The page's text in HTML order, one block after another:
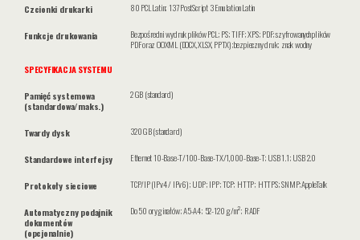
Czcionki drukarki
80 PCL Latin; 137 PostScript 3 Emulation Latin
Funkcje drukowania
Bezpośredni wydruk plików PCL; PS; TIFF; XPS; PDF;szyfrowanych plików
PDF oraz OOXML (DOCX, XLSX, PPTX);bezpieczny druk; znak wodny
SPECYFIKACJA SYSTEMU
Pamięć systemowa
(standardowa/maks.)
2 GB (standard)
Twardy dysk 320 GB (standard)
Standardowe interfejsy Ethernet 10-Base-T/100-Base-TX/1,000-Base-T; USB 1.1; USB 2.0
Protokoły sieciowe TCP/IP (IPv4 / IPv6); UDP; IPP; TCP; HTTP; HTTPS; SNMP;AppleTalk
Automatyczny podajnik
dokumentów
(opcjonalnie)
Do 50 oryginałów; A5-A4; 52-120 g/m²; RADF